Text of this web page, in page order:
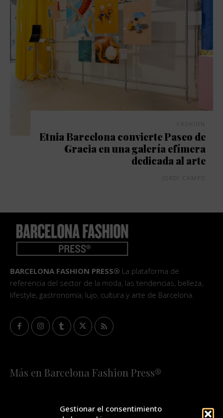
Gestionar el consentimiento
FASHION
Etnia Barcelona convierte Paseo de
Gracia en una galería efímera
dedicada al arte
JORDI CAMPO
BARCELONA FASHION PRESS® La plataforma de
referencia del sector de la moda, las tendencias, belleza,
lifestyle, gastronomía, lujo, cultura y arte de Barcelona.
Más en Barcelona Fashion Press®